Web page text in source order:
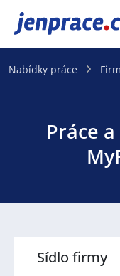
JenPráce.cz
Nabídky práce
Práce
Sídlo firmy